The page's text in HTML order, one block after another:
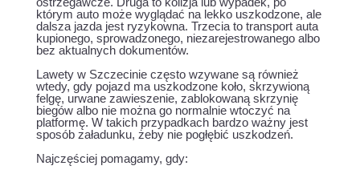
którym auto może wyglądać na lekko uszkodzone, ale
dalsza jazda jest ryzykowna. Trzecia to transport auta
kupionego, sprowadzonego, niezarejestrowanego albo
bez aktualnych dokumentów.
Lawety w Szczecinie często wzywane są również
wtedy, gdy pojazd ma uszkodzone koło, skrzywioną
felgę, urwane zawieszenie, zablokowaną skrzynię
biegów albo nie można go normalnie wtoczyć na
platformę. W takich przypadkach bardzo ważny jest
sposób załadunku, żeby nie pogłębić uszkodzeń.
Najczęściej pomagamy, gdy: